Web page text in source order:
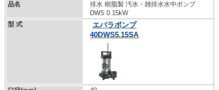
品名
排水 樹脂製 汚水・雑排水水中ポンプ
DWS 0.15kW
型 式
エバラポンプ
40DWS5.15SA